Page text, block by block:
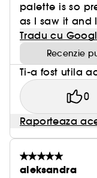
palette is so
as I saw it and
Tradu cu
Recenzie
Ti-a fost utila
0
Raporteaza
aleksandra